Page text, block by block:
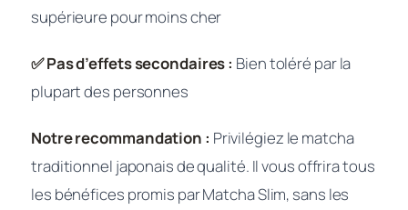
supérieure pour moins cher
✅ Pas d’effets secondaires : Bien toléré par la
plupart des personnes
Notre recommandation : Privilégiez le matcha
traditionnel japonais de qualité. Il vous offrira tous
les bénéfices promis par Matcha Slim, sans les